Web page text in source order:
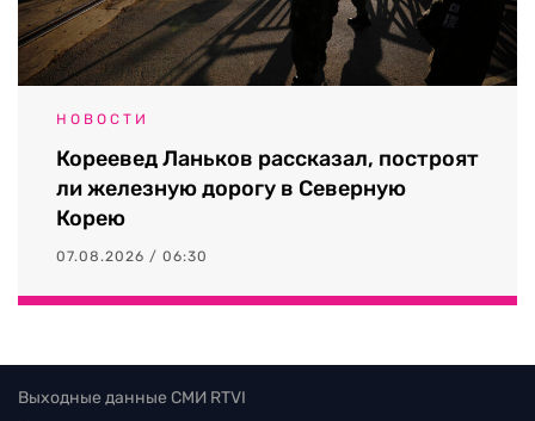
НОВОСТИ
Кореевед Ланьков рассказал, построят
ли железную дорогу в Северную
Корею
07.08.2026 / 06:30
Выходные данные СМИ RTVI